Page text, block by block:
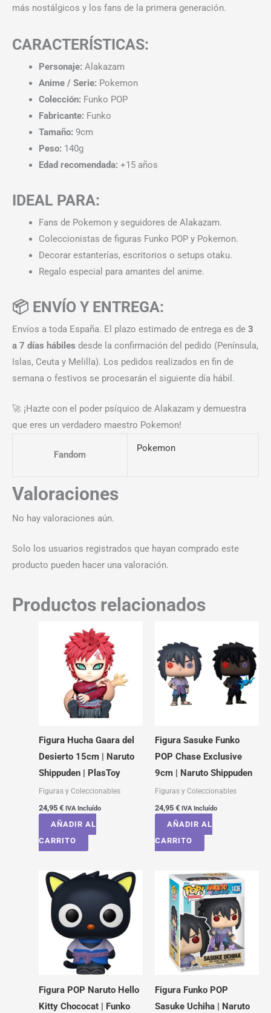
más nostálgicos y los fans de la primera generación.
CARACTERÍSTICAS:
Personaje: Alakazam
Anime / Serie: Pokemon
Colección: Funko POP
Fabricante: Funko
Tamaño: 9cm
Peso: 140g
Edad recomendada: +15 años
IDEAL PARA:
Fans de Pokemon y seguidores de Alakazam.
Coleccionistas de figuras Funko POP y Pokemon.
Decorar estanterías, escritorios o setups otaku.
Regalo especial para amantes del anime.
📦 ENVÍO Y ENTREGA:
Envíos a toda España. El plazo estimado de entrega es de 3
a 7 días hábiles desde la confirmación del pedido (Península,
Islas, Ceuta y Melilla). Los pedidos realizados en fin de
semana o festivos se procesarán el siguiente día hábil.
🚀 ¡Hazte con el poder psíquico de Alakazam y demuestra
que eres un verdadero maestro Pokemon!
Fandom
Pokemon
Valoraciones
No hay valoraciones aún.
Solo los usuarios registrados que hayan comprado este
producto pueden hacer una valoración.
Productos relacionados
Figura Hucha Gaara del
Desierto 15cm | Naruto
Shippuden | PlasToy
Figuras y Coleccionables
24,95 € IVA Incluído
AÑADIR AL
CARRITO
Figura Sasuke Funko
POP Chase Exclusive
9cm | Naruto Shippuden
Figuras y Coleccionables
24,95 € IVA Incluído
AÑADIR AL
CARRITO
Figura POP Naruto Hello
Kitty Chococat | Funko
Figura Funko POP
Sasuke Uchiha | Naruto